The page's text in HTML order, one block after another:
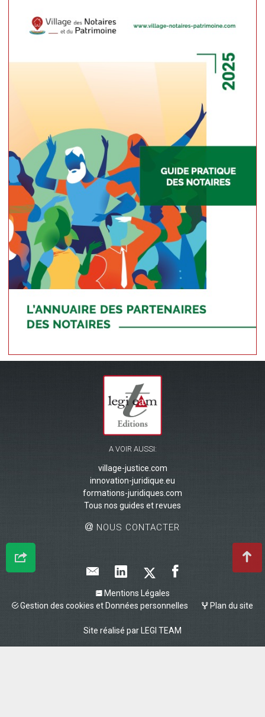
A VOIR AUSSI:
village-justice.com
innovation-juridique.eu
formations-juridiques.com
Tous nos guides et revues
NOUS CONTACTER
Mentions Légales
Gestion des cookies et Données personnelles
Plan du site
Site réalisé par LEGI TEAM